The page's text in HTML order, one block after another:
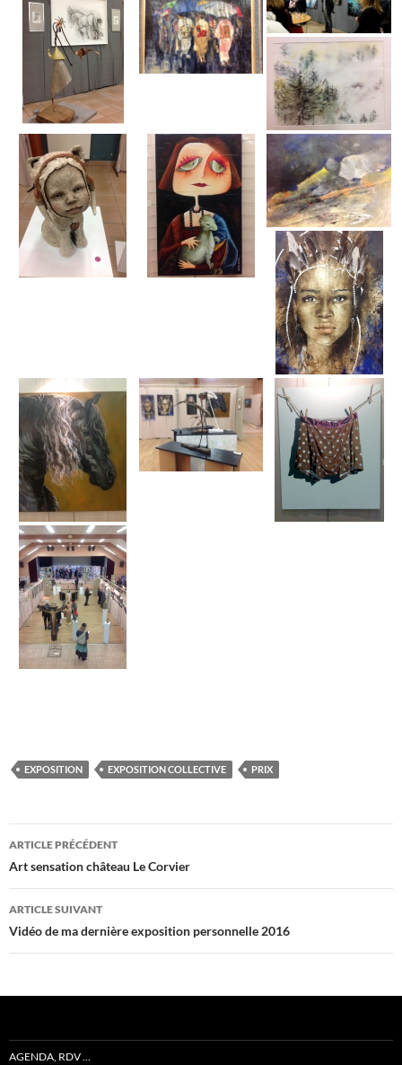
EXPOSITION EXPOSITION COLLECTIVE PRIX
Navigation
des
articles
ARTICLE PRÉCÉDENT
Art sensation château Le Corvier
ARTICLE SUIVANT
Vidéo de ma dernière exposition personnelle 2016
AGENDA, RDV …